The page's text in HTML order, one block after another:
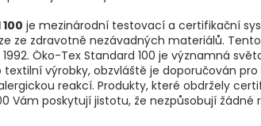
je mezinárodní testovací a certifikační
ze zdravotně nezávadných materiálů. Tento
Öko-Tex Standard 100 je významná
textilní výrobky, obzvláště je doporučován pro
reakcí. Produkty, které obdržely
Vám poskytují jistotu, že nezpůsobují žádné